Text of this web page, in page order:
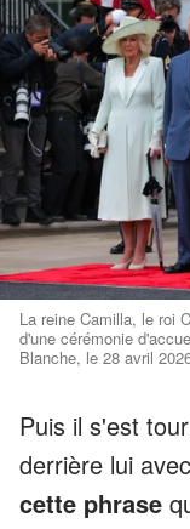
La reine Camilla, le roi
d'une cérémonie
Blanche, le 28 avril
Puis il s'est
derrière lui
cette phrase